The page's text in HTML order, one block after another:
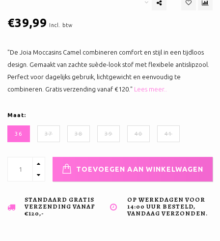
€39,99 Incl. btw
"De Joia Moccasins Camel combineren comfort en stijl in een tijdloos
design. Gemaakt van zachte suède-look stof met flexibele antislipzool.
Perfect voor dagelijks gebruik, lichtgewicht en eenvoudig te
combineren. Gratis verzending vanaf €120." Lees meer..
Maat:
36 37 38 39 40 41
TOEVOEGEN AAN WINKELWAGEN
STANDAARD GRATIS
VERZENDING VANAF
€120,-
OP WERKDAGEN VOOR
14:00 UUR BESTELD,
VANDAAG VERZONDEN.